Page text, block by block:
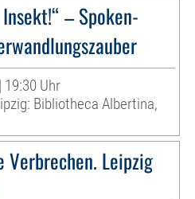
– Spoken-
19:30 Uhr
Bibliotheca Albertina,
Leipzig